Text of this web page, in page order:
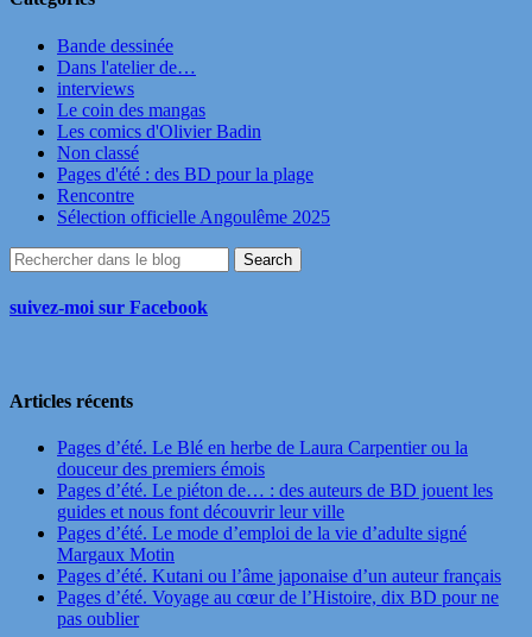
Bande dessinée
Dans l'atelier de…
interviews
Le coin des mangas
Les comics d'Olivier Badin
Non classé
Pages d'été : des BD pour la plage
Rencontre
Sélection officielle Angoulême 2025
suivez-moi sur Facebook
Articles récents
Pages d’été. Le Blé en herbe de Laura Carpentier ou la
douceur des premiers émois
Pages d’été. Le piéton de… : des auteurs de BD jouent les
guides et nous font découvrir leur ville
Pages d’été. Le mode d’emploi de la vie d’adulte signé
Margaux Motin
Pages d’été. Kutani ou l’âme japonaise d’un auteur français
Pages d’été. Voyage au cœur de l’Histoire, dix BD pour ne
pas oublier